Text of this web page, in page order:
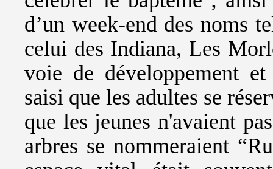
d’un week-end des noms
celui des Indiana, Les
voie de développement
saisi que les adultes se
que les jeunes n'avaient
arbres se nommeraient